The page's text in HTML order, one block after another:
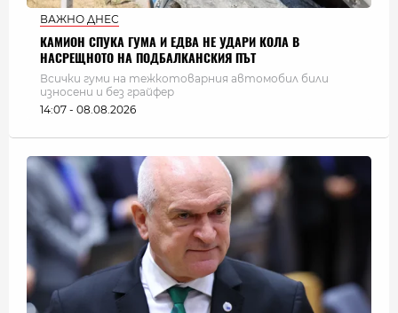
ВАЖНО ДНЕС
КАМИОН СПУКА ГУМА И ЕДВА НЕ УДАРИ КОЛА В
НАСРЕЩНОТО НА ПОДБАЛКАНСКИЯ ПЪТ
Всички гуми на тежкотоварния автомобил били
износени и без грайфер
14:07 - 08.08.2026